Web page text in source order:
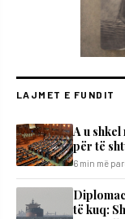
LAJMET E FUNDIT
A u
për të
6 min më
të kuq: